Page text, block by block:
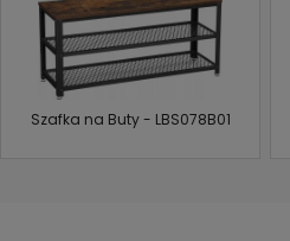
Szafka na Buty - LBS078B01